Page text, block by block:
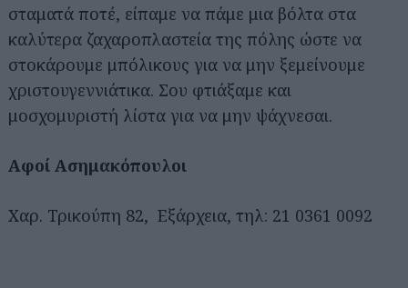
σταματά ποτέ, είπαμε να πάμε μια βόλτα στα
καλύτερα ζαχαροπλαστεία της πόλης ώστε να
στοκάρουμε μπόλικους για να μην ξεμείνουμε
χριστουγεννιάτικα. Σου φτιάξαμε και
μοσχομυριστή λίστα για να μην ψάχνεσαι.
Αφοί Ασημακόπουλοι
Χαρ. Τρικούπη 82, Εξάρχεια, τηλ: 21 0361 0092